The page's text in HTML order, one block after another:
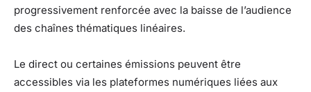
progressivement renforcée avec la baisse de l’audience
des chaînes thématiques linéaires.
Le direct ou certaines émissions peuvent être
accessibles via les plateformes numériques liées aux